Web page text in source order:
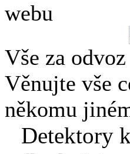
webu
Vše za odvoz
Věnujte vše
někomu
Detektory